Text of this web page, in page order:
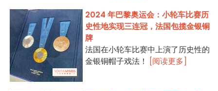
2024 年巴黎奥运会：小轮车比赛历
史性地实现三连冠，法国包揽金银铜
牌
法国在小轮车比赛中上演了历史性的
金银铜帽子戏法！
[阅读更多]